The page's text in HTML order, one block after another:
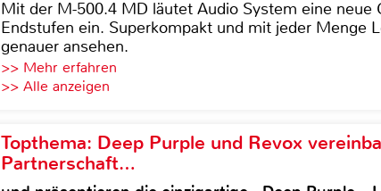
Mit der M-500.4 MD läutet Audio System eine neue
Endstufen ein. Superkompakt und mit jeder Menge
genauer ansehen.
>> Mehr erfahren
>> Alle anzeigen
Topthema: Deep Purple und Revox
Partnerschaft…